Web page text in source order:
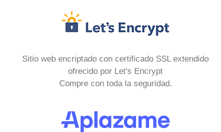
Sitio web encriptado con certificado SSL extendido
ofrecido por Let's Encrypt
Compre con toda la seguridad.